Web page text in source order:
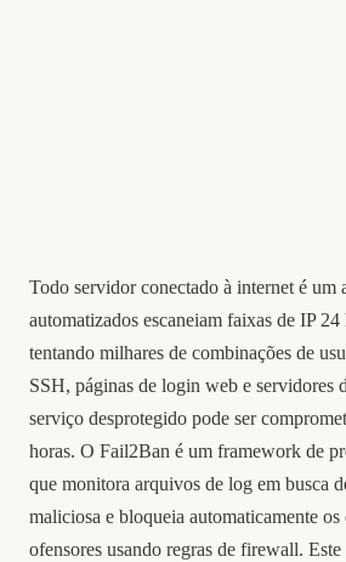
Todo servidor conectado à internet é um
automatizados escaneiam faixas de IP
tentando milhares de combinações de
SSH, páginas de login web e servidores
serviço desprotegido pode ser
horas. O Fail2Ban é um framework de
que monitora arquivos de log em busca
maliciosa e bloqueia automaticamente os
ofensores usando regras de firewall.